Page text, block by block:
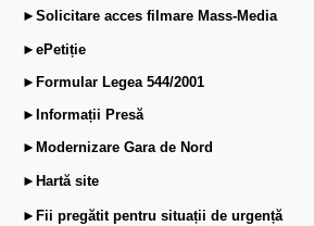
►Solicitare acces filmare Mass-Media
►ePetiție
►Formular Legea 544/2001
►Informații Presă
►Modernizare Gara de Nord
►Hartă site
►Fii pregătit pentru situații de urgență